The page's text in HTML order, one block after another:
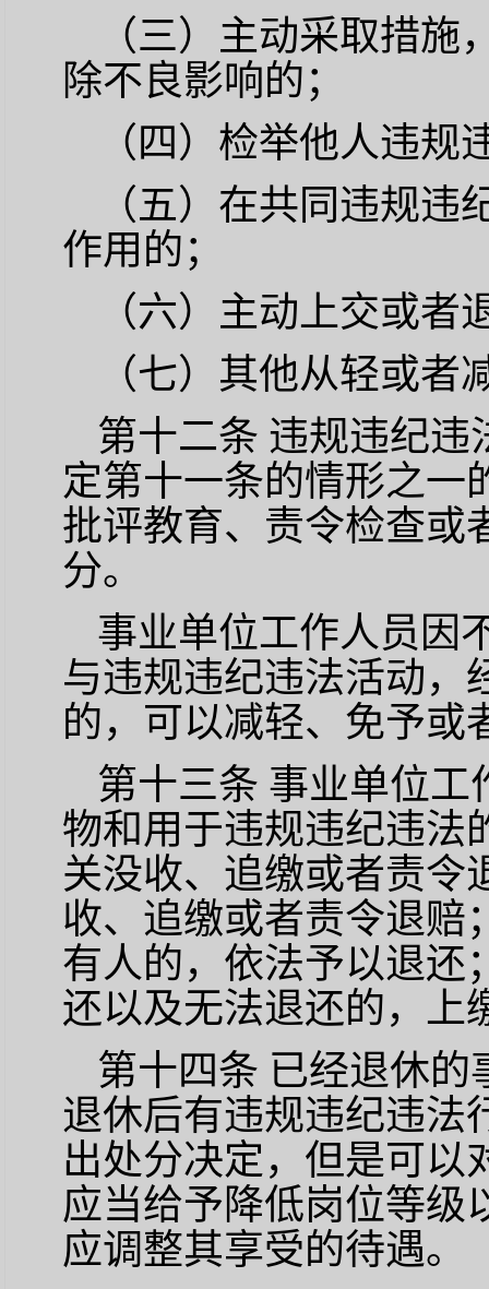
（三）主动采取措
除不良影响的；
（四）检举他人违
（五）在共同违规
作用的；
（六）主动上交或
（七）其他从轻或者
第十二条 违规违纪违
定第十一条的情形之一
批评教育、责令检查或
分。
事业单位工作人员因
与违规违纪违法活动，
的，可以减轻、免予或
第十三条 事业单位工
物和用于违规违纪违法
关没收、追缴或者责令
收、追缴或者责令退赔
有人的，依法予以退还
还以及无法退还的，上
第十四条 已经退休的
退休后有违规违纪违法
出处分决定，但是可以
应当给予降低岗位等级
应调整其享受的待遇。